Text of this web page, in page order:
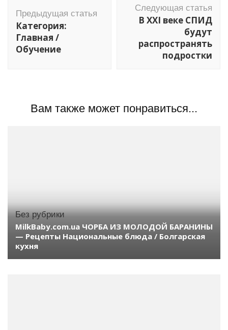
по
записям
Предыдущая статья
Категория:
Главная /
Обучение
Следующая статья
В XXI веке СПИД
будут
распространять
подростки
Вам также может понравиться...
Без рубрики
MilkBaby.com.ua ЧОРБА ИЗ МОЛОДОЙ БАРАНИНЫ
— Рецепты Национальные блюда / Болгарская
кухня